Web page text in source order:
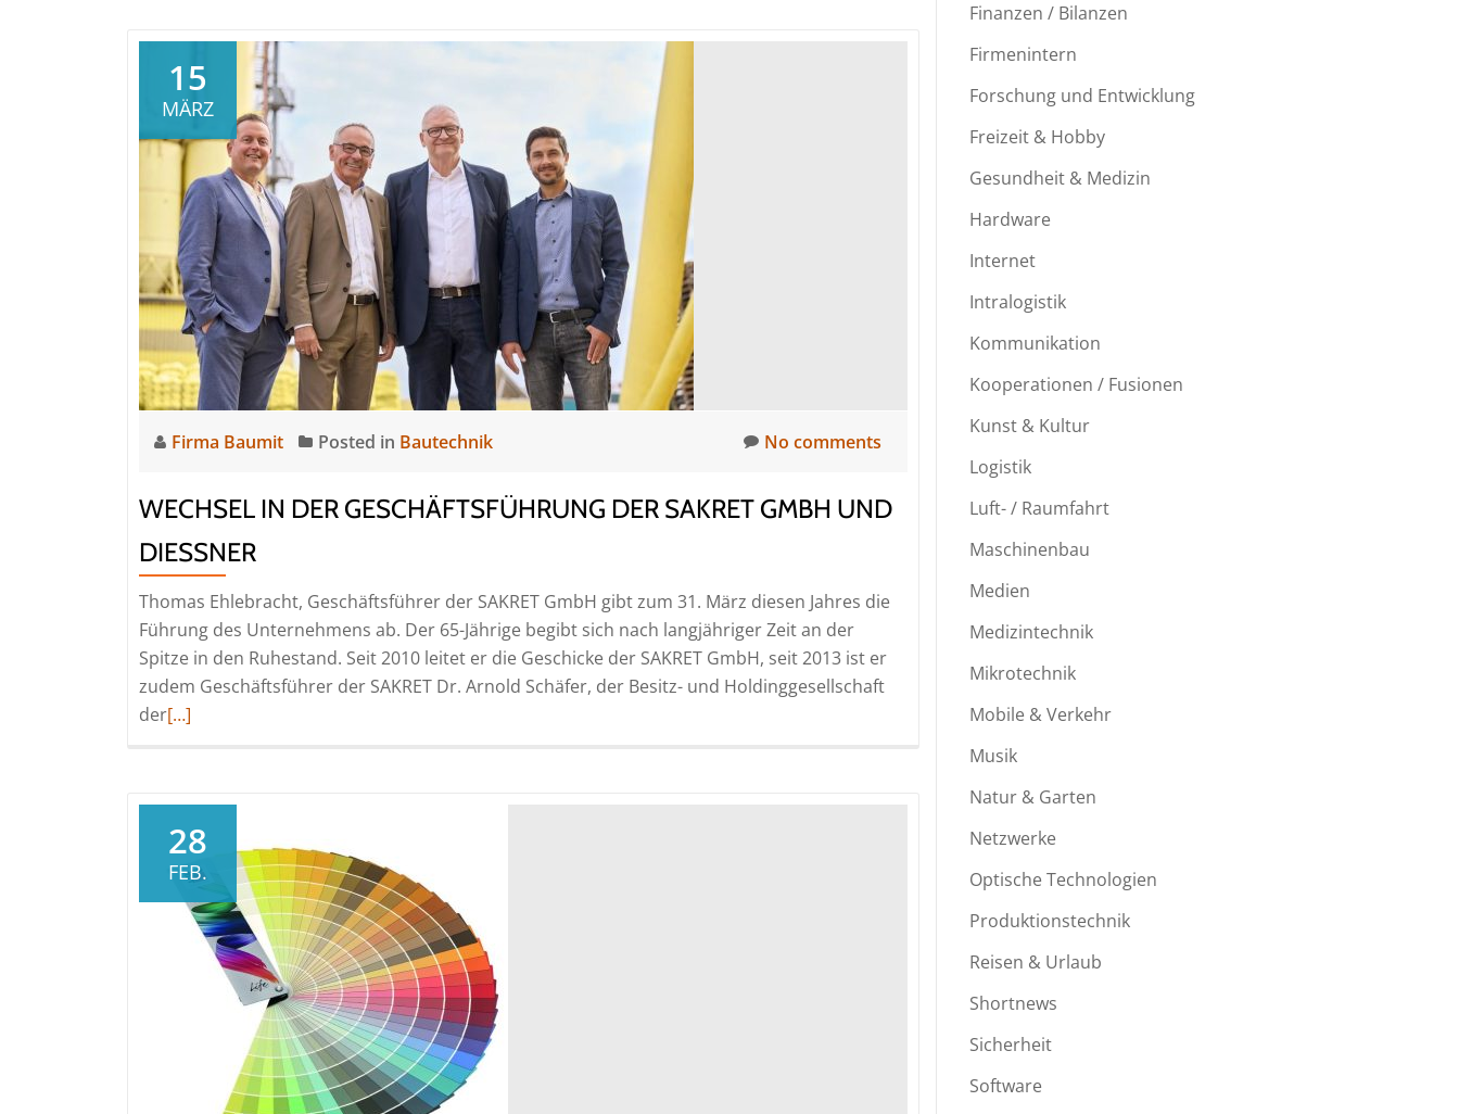
Europas
schönste
Fassade
2024
15
MÄRZ
Firma Baumit Posted in Bautechnik No comments
WECHSEL IN DER GESCHÄFTSFÜHRUNG DER SAKRET GMBH UND
DIESSNER
Thomas Ehlebracht, Geschäftsführer der SAKRET GmbH gibt zum 31. März diesen Jahres die
Führung des Unternehmens ab. Der 65-Jährige begibt sich nach langjähriger Zeit an der
Spitze in den Ruhestand. Seit 2010 leitet er die Geschicke der SAKRET GmbH, seit 2013 ist er
zudem Geschäftsführer der SAKRET Dr. Arnold Schäfer, der Besitz- und Holdinggesellschaft
derRead
in
der
Geschäftsführung
der
SAKRET
GmbH
[…]
28
FEB.
Finanzen / Bilanzen
Firmenintern
Forschung und Entwicklung
Freizeit & Hobby
Gesundheit & Medizin
Hardware
Internet
Intralogistik
Kommunikation
Kooperationen / Fusionen
Kunst & Kultur
Logistik
Luft- / Raumfahrt
Maschinenbau
Medien
Medizintechnik
Mikrotechnik
Mobile & Verkehr
Musik
Natur & Garten
Netzwerke
Optische Technologien
Produktionstechnik
Reisen & Urlaub
Shortnews
Sicherheit
Software